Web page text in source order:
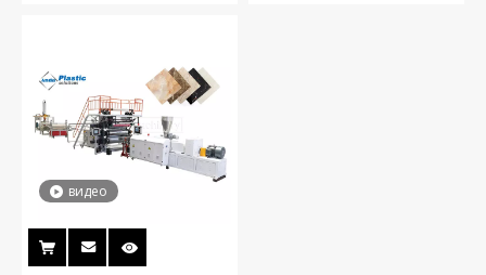
видео